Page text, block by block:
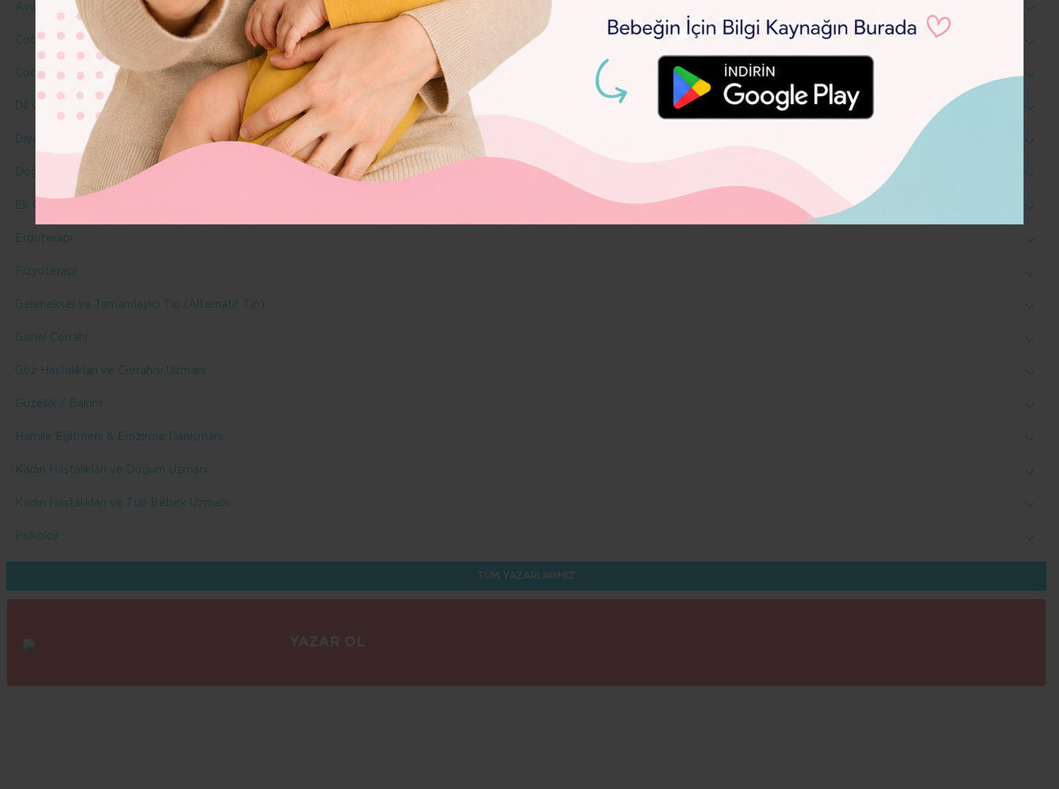
Avukat
Çocuk Gelişimi
Çocuk Sağlığı ve Hastalıkları Uzmanı
Dil ve Konuşma Terapisi
Diyetisyen
Doğuma Hazırlık Eğitmeni & Doula
Ek Gıda
Ergoterapi
Fizyoterapi
Geleneksel ve Tamamlayıcı Tıp (Alternatif Tıp)
Genel Cerrahi
Göz Hastalıkları ve Cerrahisi Uzmanı
Güzellik / Bakım
Hamile Eğitmeni & Emzirme Danışmanı
Kadın Hastalıkları ve Doğum Uzmanı
Kadın Hastalıkları ve Tüp Bebek Uzmanı
Psikoloji
TÜM YAZARLARIMIZ